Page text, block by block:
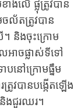
ងលើ ផ្លុំត្រូវបាន
ល័តត្រូវបាន
និងចុះក្រោម
លអាចផ្លាស់ទីទៅ
បនៅក្រោមធ្នឹម
រូវបានបង្កើតឡើង
ងជួរឈរ។